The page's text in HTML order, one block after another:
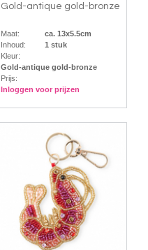
Gold-antique gold-bronze
Maat:
ca. 13x5.5cm
Inhoud:
1 stuk
Kleur:
Gold-antique gold-bronze
Prijs:
Inloggen voor prijzen